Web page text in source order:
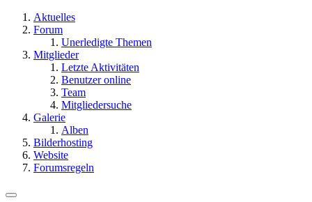
Aktuelles
Forum
Unerledigte Themen
Mitglieder
Letzte Aktivitäten
Benutzer online
Team
Mitgliedersuche
Galerie
Alben
Bilderhosting
Website
Forumsregeln